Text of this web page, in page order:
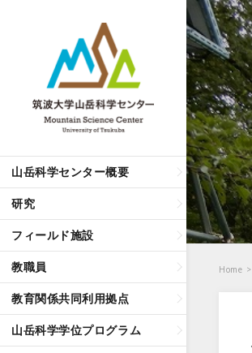
山岳科学センター概要
研究
フィールド施設
教職員
教育関係共同利用拠点
山岳科学学位プログラム
Home >